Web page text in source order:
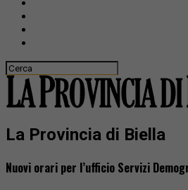
La Provincia di Biella
Nuovi orari per l’ufficio Servizi